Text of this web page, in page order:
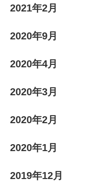
2021年2月
2020年9月
2020年4月
2020年3月
2020年2月
2020年1月
2019年12月